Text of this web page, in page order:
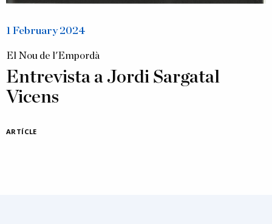
1 February 2024
El Nou de l'Empordà
Entrevista a Jordi Sargatal
Vicens
ARTÍCLE